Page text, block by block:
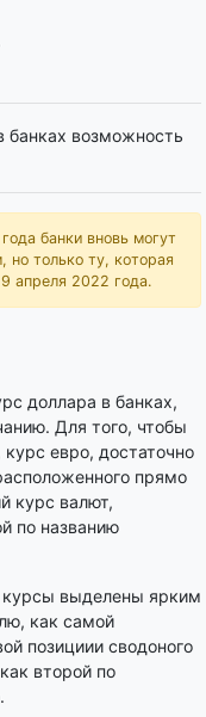
банках возможность
банки вновь могут
но только ту, которая
апреля 2022 года.
доллара в банках,
Для того, чтобы
евро, достаточно
прямо
курс валют,
по названию
выделены ярким
как самой
позициии сводоного
второй по